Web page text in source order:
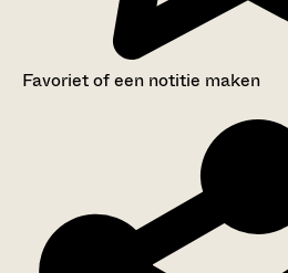
Favoriet of een notitie maken